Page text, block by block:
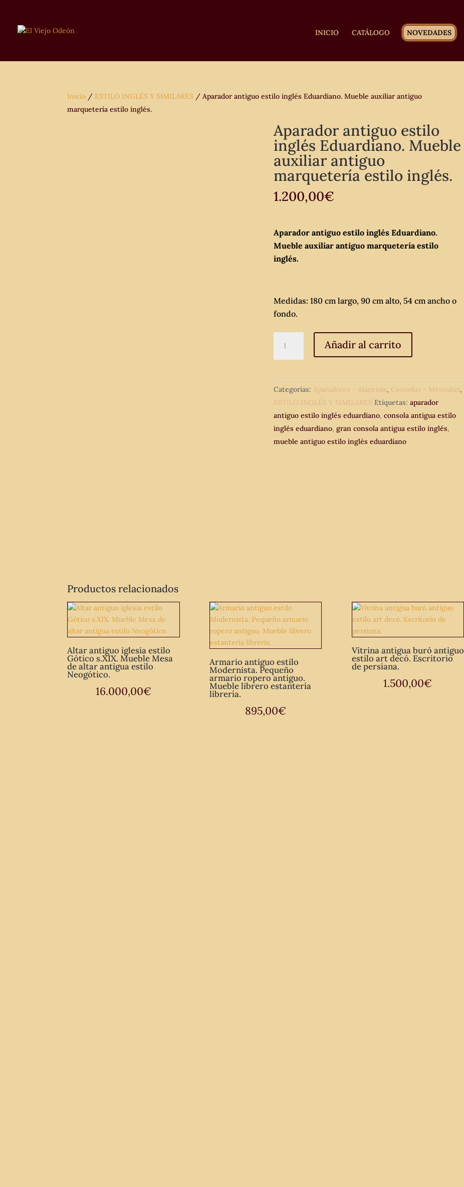
INICIO CATÁLOGO NOVEDADES
Inicio / ESTILO INGLÉS Y SIMILARES / Aparador antiguo estilo inglés Eduardiano. Mueble auxiliar antiguo
marquetería estilo inglés.
Aparador antiguo estilo
inglés Eduardiano. Mueble
auxiliar antiguo
marquetería estilo inglés.
1.200,00€
Aparador antiguo estilo inglés Eduardiano.
Mueble auxiliar antiguo marquetería estilo
inglés.
Medidas: 180 cm largo, 90 cm alto, 54 cm ancho o
fondo.
antiguo
inglés
Eduardiano.
Mueble
auxiliar
antiguo
marquetería
Añadir al carrito
Categorías: Aparadores - Alacenas, Consolas - Ménsulas,
ESTILO INGLÉS Y SIMILARES Etiquetas:aparador
antiguo estilo inglés eduardiano,consola antigua estilo
inglés eduardiano,gran consola antigua estilo inglés,
mueble antiguo estilo inglés eduardiano
Productos relacionados
Altar antiguo iglesia estilo
Gótico s.XIX. Mueble Mesa
de altar antigua estilo
Neogótico.
16.000,00€
Armario antiguo estilo
Modernista. Pequeño
armario ropero antiguo.
Mueble librero estantería
librería.
895,00€
Vitrina antigua buró antiguo
estilo art decó. Escritorio
de persiana.
1.500,00€